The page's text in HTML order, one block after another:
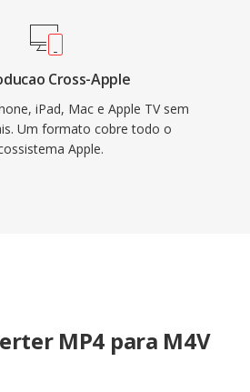
Cross-Apple
iPad, Mac e Apple TV sem
Um formato cobre todo o
Apple.
MP4 para M4V